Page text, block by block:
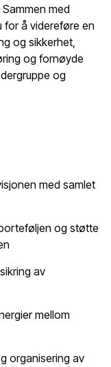
med
for å videreføre en
og sikkerhet,
og fornøyde
og
med samlet
og støtte
av
mellom
organisering av